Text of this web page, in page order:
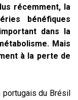
récemment, la
bénéfiques
dans la
Mais
à la perte de
portugais du Brésil